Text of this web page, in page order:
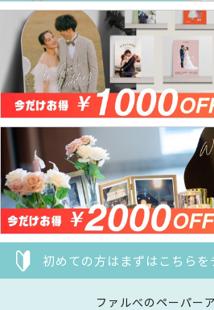
初めての方はまずはこちらを
ファルべのペーパー